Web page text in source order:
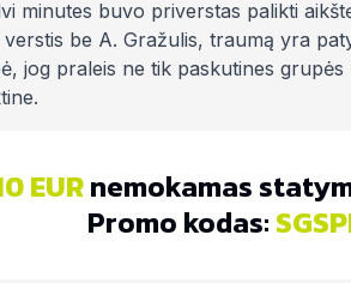
minutes buvo priverstas palikti
be A. Gražulis, traumą yra
jog praleis ne tik paskutines
EURnemokamas
Promo kodas: